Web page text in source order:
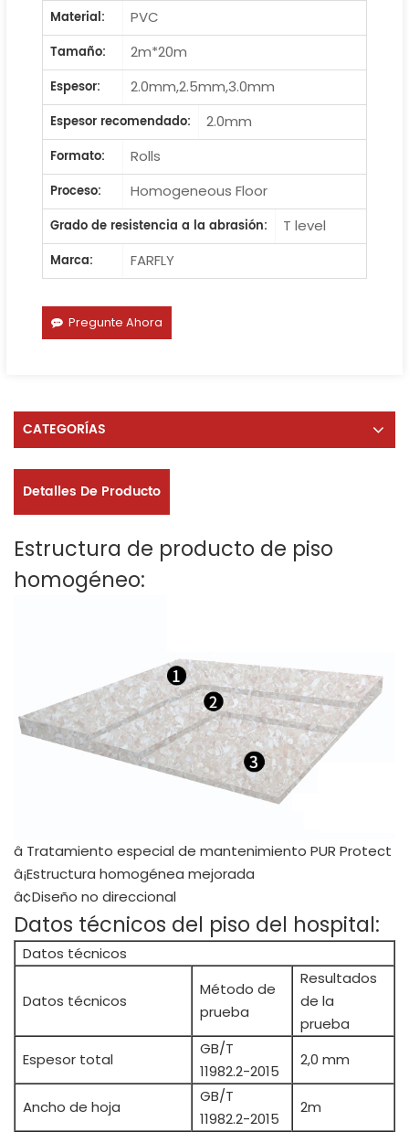
Material:
PVC
Tamaño:
2m*20m
Espesor:
2.0mm,2.5mm,3.0mm
Espesor recomendado:
2.0mm
Formato:
Rolls
Proceso:
Homogeneous Floor
Grado de resistencia a la abrasión:
T level
Marca:
FARFLY
Pregunte Ahora
CATEGORÍAS
Detalles De Producto
Estructura de producto de piso
homogéneo:
â Tratamiento especial de mantenimiento PUR Protect
â¡Estructura homogénea mejorada
â¢Diseño no direccional
Datos técnicos del piso del hospital:
Datos técnicos
Datos técnicos
Método de
prueba
Resultados
de la
prueba
Espesor total
GB/T
11982.2-2015
2,0 mm
Ancho de hoja
GB/T
11982.2-2015
2m